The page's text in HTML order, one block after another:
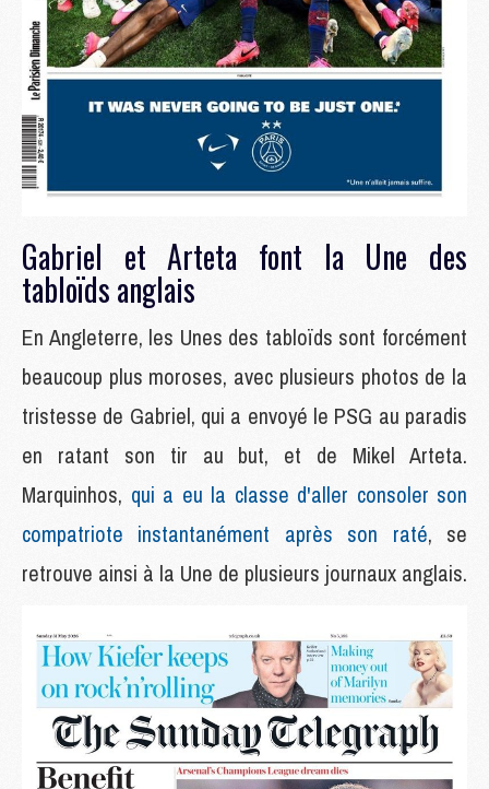
Gabriel et Arteta font la Une des
tabloïds anglais
En Angleterre, les Unes des tabloïds sont forcément
beaucoup plus moroses, avec plusieurs photos de la
tristesse de Gabriel, qui a envoyé le PSG au paradis
en ratant son tir au but, et de Mikel Arteta.
Marquinhos, qui a eu la classe d'aller consoler son
compatriote instantanément après son raté, se
retrouve ainsi à la Une de plusieurs journaux anglais.